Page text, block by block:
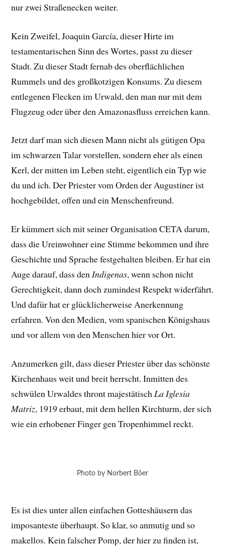
nur zwei Straßenecken weiter.
Kein Zweifel, Joaquin García, dieser Hirte im
testamentarischen Sinn des Wortes, passt zu dieser
Stadt. Zu dieser Stadt fernab des oberflächlichen
Rummels und des großkotzigen Konsums. Zu diesem
entlegenen Flecken im Urwald, den man nur mit dem
Flugzeug oder über den Amazonasfluss erreichen kann.
Jetzt darf man sich diesen Mann nicht als gütigen Opa
im schwarzen Talar vorstellen, sondern eher als einen
Kerl, der mitten im Leben steht, eigentlich ein Typ wie
du und ich. Der Priester vom Orden der Augustiner ist
hochgebildet, offen und ein Menschenfreund.
Er kümmert sich mit seiner Organisation CETA darum,
dass die Ureinwohner eine Stimme bekommen und ihre
Geschichte und Sprache festgehalten bleiben. Er hat ein
Auge darauf, dass denIndigenas, wenn schon nicht
Gerechtigkeit, dann doch zumindest Respekt widerfährt.
Und dafür hat er glücklicherweise Anerkennung
erfahren. Von den Medien, vom spanischen Königshaus
und vor allem von den Menschen hier vor Ort.
Anzumerken gilt, dass dieser Priester über das schönste
Kirchenhaus weit und breit herrscht. Inmitten des
schwülen Urwaldes thront majestätischLa Iglesia
Matriz, 1919 erbaut, mit dem hellen Kirchturm, der sich
wie ein erhobener Finger gen Tropenhimmel reckt.
Photo by Norbert Böer
Es ist dies unter allen einfachen Gotteshäusern das
imposanteste überhaupt. So klar, so anmutig und so
makellos. Kein falscher Pomp, der hier zu finden ist,